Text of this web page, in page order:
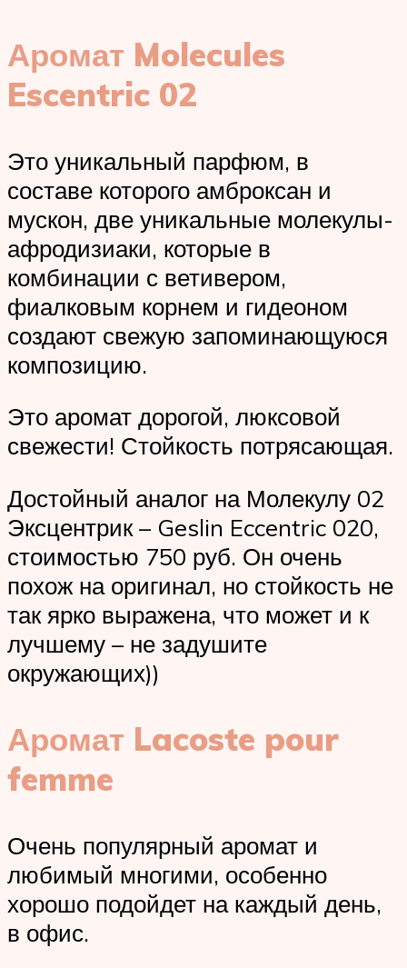
Аромат Molecules
Escentric 02
Это уникальный парфюм, в
составе которого амброксан и
мускон, две уникальные молекулы-
афродизиаки, которые в
комбинации с ветивером,
фиалковым корнем и гидеоном
создают свежую запоминающуюся
композицию.
Это аромат дорогой, люксовой
свежести! Стойкость потрясающая.
Достойный аналог на Молекулу 02
Эксцентрик – Geslin Eccentric 020,
стоимостью 750 руб. Он очень
похож на оригинал, но стойкость не
так ярко выражена, что может и к
лучшему – не задушите
окружающих))
Аромат Lacoste pour
femme
Очень популярный аромат и
любимый многими, особенно
хорошо подойдет на каждый день,
в офис.